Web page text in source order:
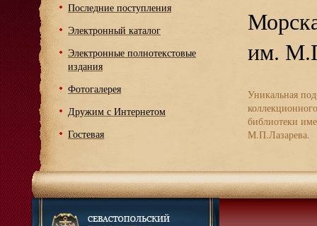
Последние поступления
Электронный каталог
Электронные полнотекстовые
издания
Фотогалерея
Дружим с Интернетом
Гостевая
им.
Уникальная
библиотеки
М.П.Лазарева.